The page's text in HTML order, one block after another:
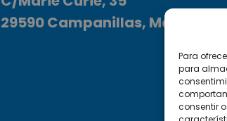
Para
para
consentir
29590 Campanillas, Málaga